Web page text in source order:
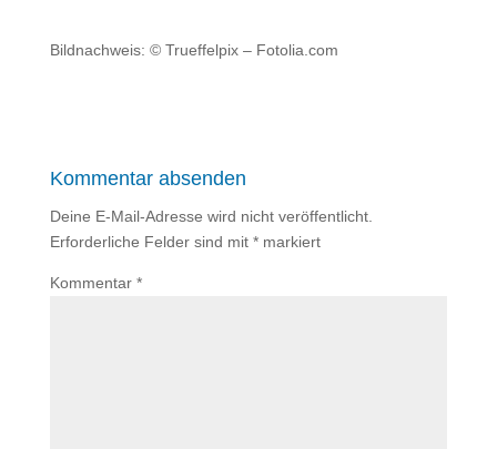
Bildnachweis: © Trueffelpix – Fotolia.com
Kommentar absenden
Deine E-Mail-Adresse wird nicht veröffentlicht.
Erforderliche Felder sind mit *markiert
Kommentar *